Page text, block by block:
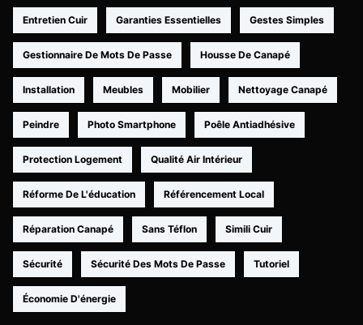
Entretien Cuir Garanties Essentielles Gestes Simples
Gestionnaire De Mots De Passe Housse De Canapé
Installation Meubles Mobilier Nettoyage Canapé
Peindre Photo Smartphone Poêle Antiadhésive
Protection Logement Qualité Air Intérieur
Réforme De L'éducation Référencement Local
Réparation Canapé Sans Téflon Simili Cuir
Sécurité Sécurité Des Mots De Passe Tutoriel
Économie D'énergie